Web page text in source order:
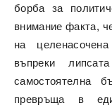
борба за
внимание факта,
на
въпреки
самостоятелна
превръща в